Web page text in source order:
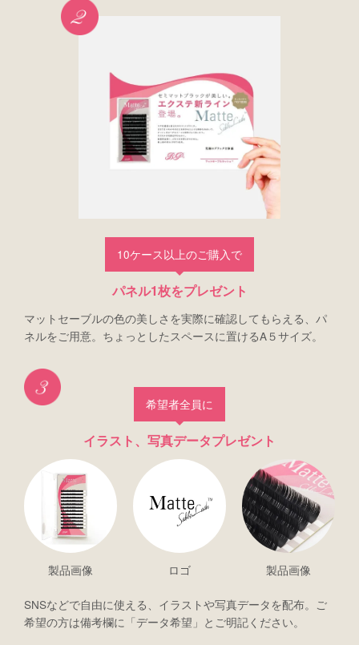
10ケース以上のご購入で
パネル1枚をプレゼント
マットセーブルの色の美しさを実際に確認してもらえる、パ
ネルをご用意。ちょっとしたスペースに置けるA５サイズ。
希望者全員に
イラスト、写真データプレゼント
製品画像 ロゴ 製品画像
SNSなどで自由に使える、イラストや写真データを配布。ご
希望の方は備考欄に「データ希望」とご明記ください。